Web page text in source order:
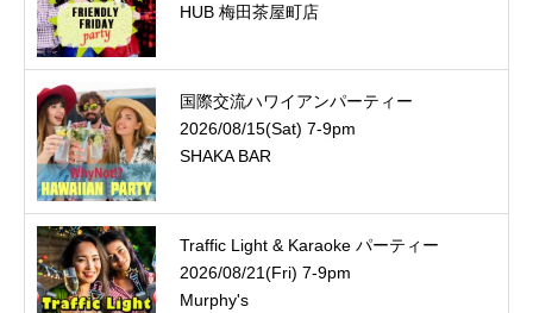
HUB 梅田茶屋町店
国際交流ハワイアンパーティー
2026/08/15(Sat) 7-9pm
SHAKA BAR
Traffic Light & Karaoke パーティー
2026/08/21(Fri) 7-9pm
Murphy's